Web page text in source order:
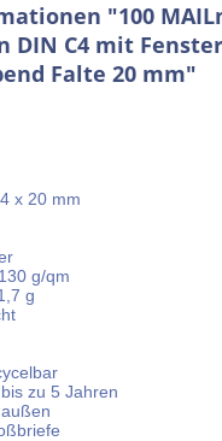
"100
DIN C4 mit
Falte 20 mm"
x 20 mm
g/qm
g
zu 5 Jahren